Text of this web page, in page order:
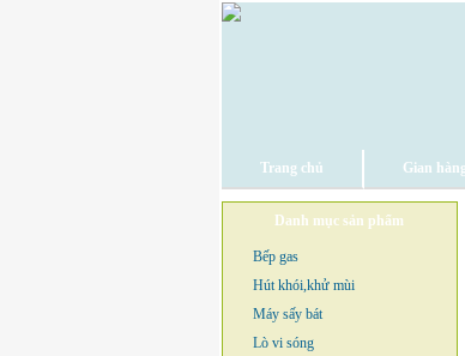
Trang chủ Gian hàng
Danh mục sản phẩm
Bếp gas
Hút khói,khử mùi
Máy sấy bát
Lò vi sóng